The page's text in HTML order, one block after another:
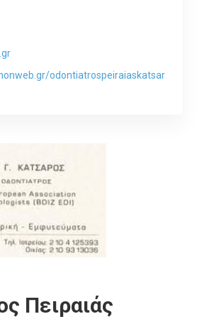
odontiatrospeiraiaskatsar
Πειραιάς